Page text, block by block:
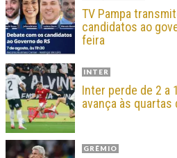
TV Pampa
candidatos ao
feira
INTER
Inter perde de 2 a
avança às quartas
GRÊMIO